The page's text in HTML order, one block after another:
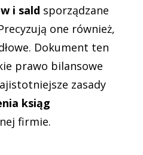
i sald sporządzane
one również,
Dokument ten
prawo bilansowe
zasady
ksiąg
firmie.